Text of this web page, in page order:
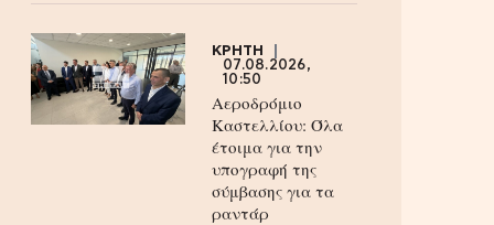
ΚΡΗΤΗ
07.08.2026,
10:50
Αεροδρόμιο
Καστελλίου: Όλα
έτοιμα για την
υπογραφή της
σύμβασης για τα
ραντάρ